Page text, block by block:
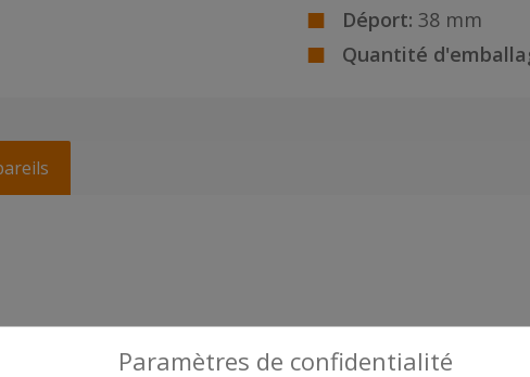
Déport: 38 mm
Quantité
Paramètres de confidentialité